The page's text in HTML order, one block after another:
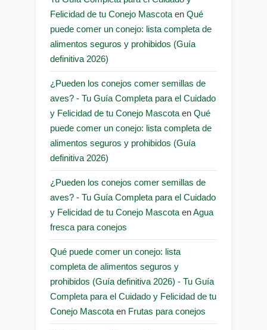
Felicidad de tu Conejo Mascota en Qué
puede comer un conejo: lista completa de
alimentos seguros y prohibidos (Guía
definitiva 2026)
¿Pueden los conejos comer semillas de
aves? - Tu Guía Completa para el Cuidado
y Felicidad de tu Conejo Mascota en Qué
puede comer un conejo: lista completa de
alimentos seguros y prohibidos (Guía
definitiva 2026)
¿Pueden los conejos comer semillas de
aves? - Tu Guía Completa para el Cuidado
y Felicidad de tu Conejo Mascota enAgua
fresca para conejos
Qué puede comer un conejo: lista
completa de alimentos seguros y
prohibidos (Guía definitiva 2026) - Tu Guía
Completa para el Cuidado y Felicidad de tu
Conejo Mascota en Frutas para conejos